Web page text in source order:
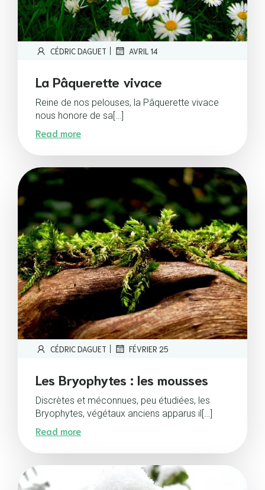
CÉDRIC DAGUET | AVRIL 14
La Pâquerette vivace
Reine de nos pelouses, la Pâquerette vivace
nous honore de sa[…]
Read more
CÉDRIC DAGUET | FÉVRIER 25
Les Bryophytes : les mousses
Discrètes et méconnues, peu étudiées, les
Bryophytes, végétaux anciens apparus il[…]
Read more